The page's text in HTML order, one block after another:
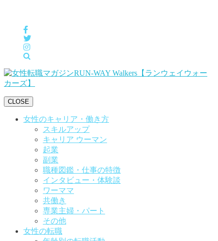
CLOSE
女性のキャリア・働き方
スキルアップ
キャリア ウーマン
起業
副業
職種図鑑・仕事の特徴
インタビュー・体験談
ワーママ
共働き
専業主婦・パート
その他
女性の転職